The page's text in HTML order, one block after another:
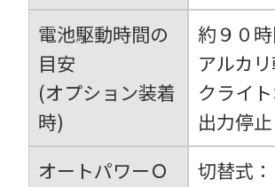
電池駆動時間の
目安
(オプション装着
時)
約９０
アルカ
クライ
出力停止
オートパワーＯ
切替式